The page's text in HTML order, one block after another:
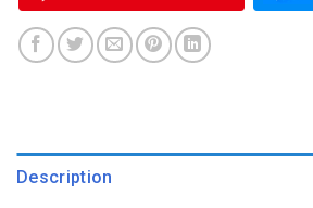
Description